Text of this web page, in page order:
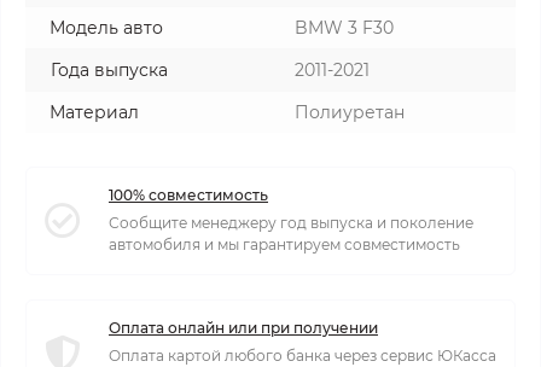
Модель авто
BMW 3 F30
Года выпуска
2011-2021
Материал
Полиуретан
100% совместимость
Сообщите менеджеру год выпуска и поколение
автомобиля и мы гарантируем совместимость
Оплата онлайн или при получении
Оплата картой любого банка через сервис ЮКасса